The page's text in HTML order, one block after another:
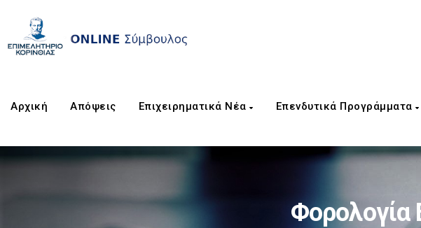
Αρχική Απόψεις Επιχειρηματικά Νέα Επενδυτικά Προγράμματα
Φορολογία